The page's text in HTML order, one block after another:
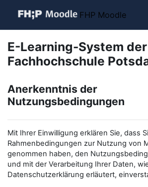
FHP Moodle
E-Learning-System der
Fachhochschule
Anerkenntnis der
Nutzungsbedingungen
Mit Ihrer Einwilligung erklären Sie, dass
Rahmenbedingungen zur Nutzung von
genommen haben, den
und mit der Verarbeitung Ihrer Daten,
Datenschutzerklärung erläutert,